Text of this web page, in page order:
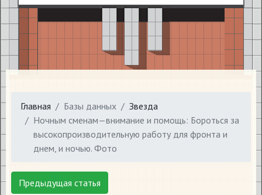
Главная Базы данных
Звезда
​Ночным сменам—внимание и помощь: Бороться за
высокопроизводительную работу для фронта и
днем, и ночью. Фото
Предыдущая статья